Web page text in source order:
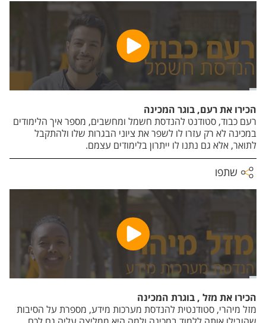
הכירו את רעם, בוגר המכינה
רעם כבוד, סטודנט להנדסת חשמל ומחשבים, מספר איך הלימודים
במכינה לא רק עזרו לו לשפר את ציוני הבגרות שלו ולהתקבל
לתואר, אלא גם נתנו לו ייתרון בלימודים עצמם.
שתפו
הכירו את מזל , בוגרת המכינה
מזל מיהרי, סטודנטית להנדסת מערכות מידע, מספרת על הסיבות